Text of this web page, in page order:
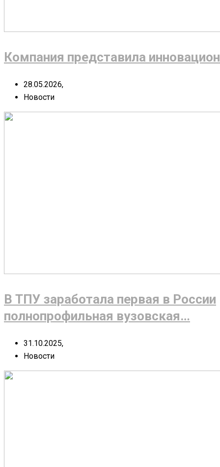
Компания представила
28.05.2026,
Новости
В ТПУ заработала первая в России
полнопрофильная вузовская…
31.10.2025,
Новости